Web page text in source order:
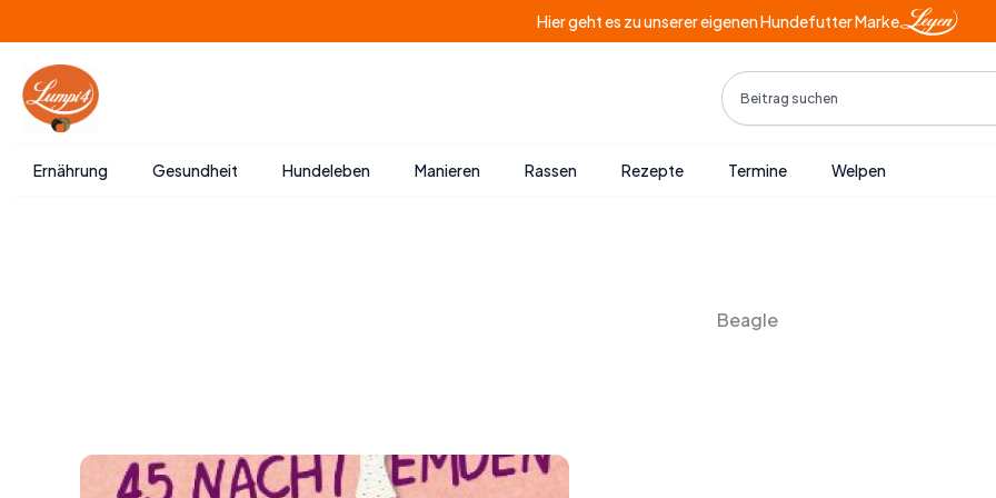
Inhalt
springen
Hier geht es zu unserer eigenen Hundefutter Marke
Search
Ernährung Gesundheit Hundeleben Manieren Rassen Rezepte Termine Welpen
Beagle